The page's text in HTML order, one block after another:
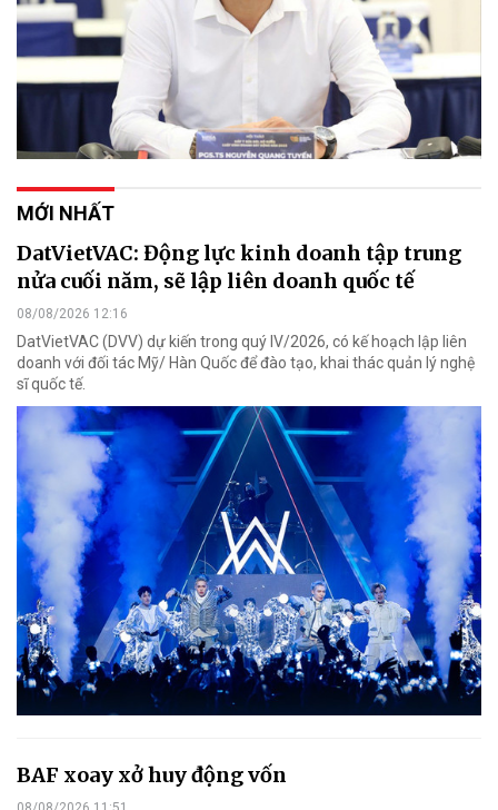
MỚI NHẤT
DatVietVAC: Động lực kinh doanh tập trung
nửa cuối năm, sẽ lập liên doanh quốc tế
08/08/2026 12:16
DatVietVAC (DVV) dự kiến trong quý IV/2026, có kế hoạch lập liên
doanh với đối tác Mỹ/ Hàn Quốc để đào tạo, khai thác quản lý nghệ
sĩ quốc tế.
BAF xoay xở huy động vốn